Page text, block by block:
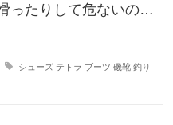
ったりして危ないの
シューズ テトラ ブーツ 磯靴 釣り